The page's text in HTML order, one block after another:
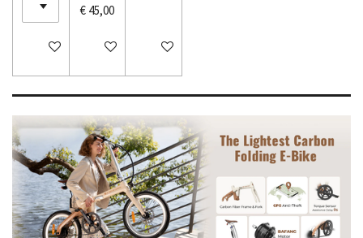
In winkelwagen
€ 45,00
In winkelwagenIn winkelwagen